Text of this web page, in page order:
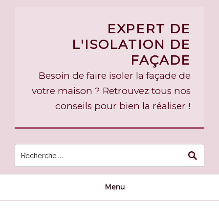
EXPERT DE
L'ISOLATION DE
FAÇADE
Besoin de faire isoler la façade de
votre maison ? Retrouvez tous nos
conseils pour bien la réaliser !
Menu